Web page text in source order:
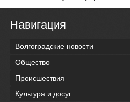
Навигация
Волгоградские новости
Общество
Происшествия
Культура и досуг